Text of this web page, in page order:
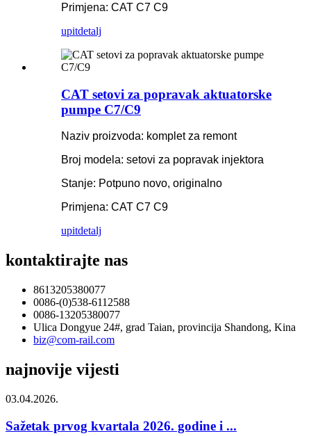
Primjena: CAT C7 C9
upitdetalj
CAT setovi za popravak aktuatorske
pumpe C7/C9
Naziv proizvoda: komplet za remont
Broj modela: setovi za popravak injektora
Stanje: Potpuno novo, originalno
Primjena: CAT C7 C9
upitdetalj
kontaktirajte nas
8613205380077
0086-(0)538-6112588
0086-13205380077
Ulica Dongyue 24#, grad Taian, provincija Shandong, Kina
biz@com-rail.com
najnovije vijesti
03.04.2026.
Sažetak prvog kvartala 2026. godine i ...